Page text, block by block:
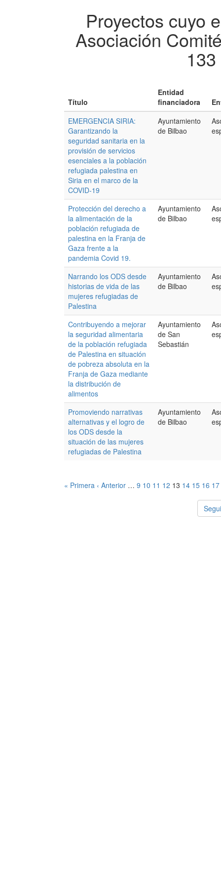
Proyectos cuyo
Asociación
Título
Entidad
financiadora
EMERGENCIA SIRIA:
Garantizando la
seguridad sanitaria en la
provisión de servicios
esenciales a la población
refugiada palestina en
Siria en el marco de la
COVID-19
Ayuntamiento
de Bilbao
Protección del derecho a
la alimentación de la
población refugiada de
palestina en la Franja de
Gaza frente a la
pandemia Covid 19.
Ayuntamiento
de Bilbao
Narrando los ODS desde
historias de vida de las
mujeres refugiadas de
Palestina
Ayuntamiento
de Bilbao
Contribuyendo a mejorar
la seguridad alimentaria
de la población refugiada
de Palestina en situación
de pobreza absoluta en la
Franja de Gaza mediante
la distribución de
alimentos
Ayuntamiento
de San
Sebastián
Promoviendo narrativas
alternativas y el logro de
los ODS desde la
situación de las mujeres
refugiadas de Palestina
Ayuntamiento
de Bilbao
« Primera ‹ Anterior … 9 10 11 12 13 14 15 16 17